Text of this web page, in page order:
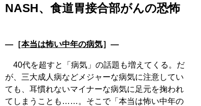
NASH、食道胃接合部がんの恐怖
―［本当は怖い中年の病気］―
40代を超すと「病気」の話題も増えてくる。だ
が、三大成人病などメジャーな病気に注意してい
ても、耳慣れないマイナーな病気に足元を掬われ
てしまうことも……。そこで「本当は怖い中年の